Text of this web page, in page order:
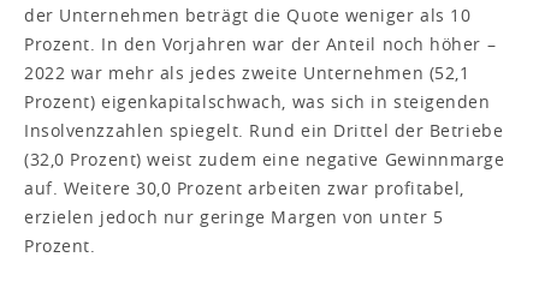
der Unternehmen beträgt die Quote weniger als 10
Prozent. In den Vorjahren war der Anteil noch höher –
2022 war mehr als jedes zweite Unternehmen (52,1
Prozent) eigenkapitalschwach, was sich in steigenden
Insolvenzzahlen spiegelt. Rund ein Drittel der Betriebe
(32,0 Prozent) weist zudem eine negative Gewinnmarge
auf. Weitere 30,0 Prozent arbeiten zwar profitabel,
erzielen jedoch nur geringe Margen von unter 5
Prozent.